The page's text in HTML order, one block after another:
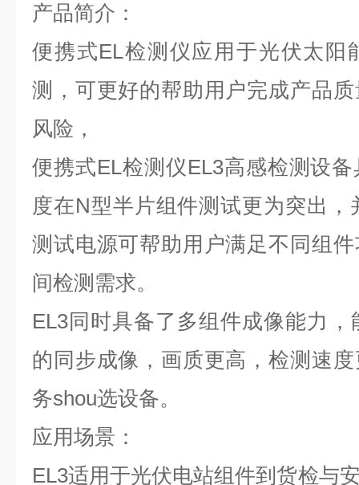
产品简介：
便携式EL检测仪应用于光伏太阳
测，可更好的帮助用户完成产品
风险，
便携式EL检测仪EL3高感检测设
度在N型半片组件测试更为突出
测试电源可帮助用户满足不同组
间检测需求。
EL3同时具备了多组件成像能力
的同步成像，画质更高，检测速
务shou选设备。
应用场景：
EL3适用于光伏电站组件到货检与